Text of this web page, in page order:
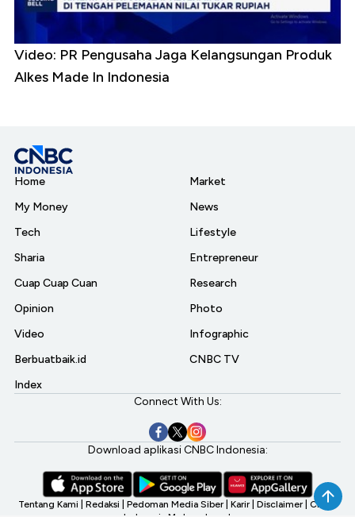
Video: PR Pengusaha Jaga Kelangsungan Produk
Alkes Made In Indonesia
Home
My Money
Tech
Sharia
Cuap Cuap Cuan
Opinion
Video
Berbuatbaik.id
Index
Market
News
Lifestyle
Entrepreneur
Research
Photo
Infographic
CNBC TV
Connect With Us:
Download aplikasi CNBC Indonesia:
Tentang Kami Redaksi Pedoman Media Siber Karir Disclaimer CNBC